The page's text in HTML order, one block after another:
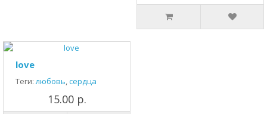
love
Теги:любовь,сердца
15.00 р.